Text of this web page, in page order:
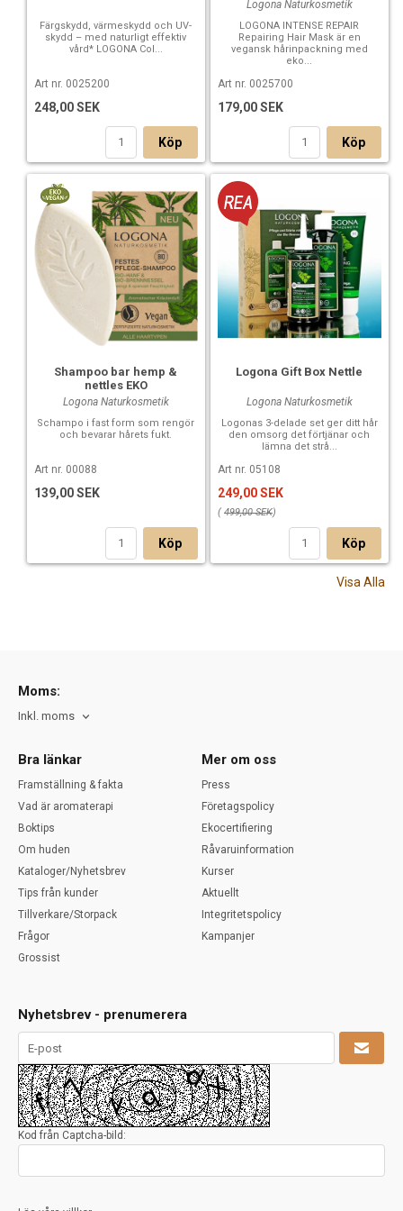
COLOUR CREAM
HERBAL HAIR COLOUR CREAM 200
COPPER BLONDE 150 ml
✓ Ready to use cream
✓ For intensive luminous, glossy & voluminous hair
✓ 100% natural origin
PRODUCT DESCRIPTION
The copper blonde nuance is particularly suitable for blonde
to light brown hair. The LOGONA Herbal Hair Colour Cream
covers each individual hair like a film of colour. As a result,
the original hair colour also determines the individual dye
result. The unique composition of colouring plants and
natural care ingredients ensures vibrant colour, shine and
APPLICATION
APPLICATION AS COLOUR CREAM: 15 mins - 2 hours
The copper blonde nuance is particularly suitable for blonde
to light brown hair. We strongly recommend to do a strand
Aqua (Water), Alcohol denat.*, Glycerin, Maltodextrin, Beta
Vulgaris (Beet) Root Juice, Hectorite, Sorbitol, Chamomilla
Recutita (Matricaria) Extract*, Lawsonia Inermis (Henna)
Färgskydd, värmeskydd och UV-
skydd – med naturligt effektiv
vård* LOGONA Col...
Art nr. 0025200
248,00 SEK
Köp
Logona Naturkosmetik
LOGONA INTENSE REPAIR
Repairing Hair Mask är en
vegansk hårinpackning med
eko...
Art nr. 0025700
179,00 SEK
Köp
Shampoo bar hemp &
nettles EKO
Logona Naturkosmetik
Schampo i fast form som rengör
och bevarar hårets fukt.
Art nr. 00088
139,00 SEK
Köp
Logona Gift Box Nettle
Logona Naturkosmetik
Logonas 3-delade set ger ditt hår
den omsorg det förtjänar och
lämna det strå...
Art nr. 05108
249,00 SEK
( 499,00 SEK)
Köp
Visa Alla
Moms:
Inkl. moms
Bra länkar
Framställning & fakta
Vad är aromaterapi
Boktips
Om huden
Kataloger/Nyhetsbrev
Tips från kunder
Tillverkare/Storpack
Frågor
Grossist
Mer om oss
Press
Företagspolicy
Ekocertifiering
Råvaruinformation
Kurser
Aktuellt
Integritetspolicy
Kampanjer
Nyhetsbrev - prenumerera
Kod från Captcha-bild: